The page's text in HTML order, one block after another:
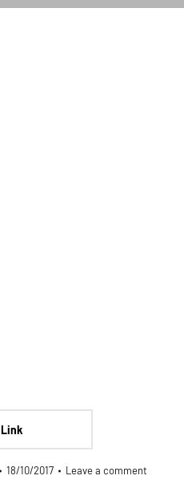
Link
18/10/2017 Leave a comment